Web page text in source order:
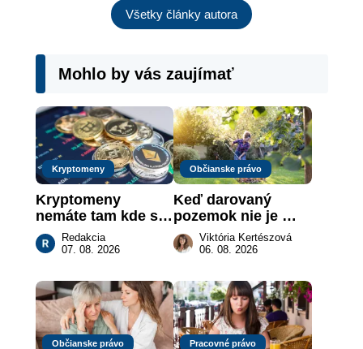
Všetky články autora
Mohlo by vás zaujímať
Kryptomeny
Kryptomeny
nemáte tam kde si
myslíte: Viete, kde
sa naozaj
Redakcia
07. 08. 2026
Občianske právo
Keď darovaný
pozemok nie je
„hotová vec“: kedy
môže darca žiadať
Viktória Kertészová
06. 08. 2026
Občianske právo Pracovné právo